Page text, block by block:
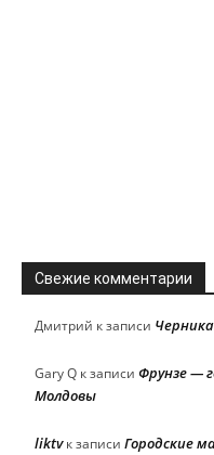
Свежие комментарии
Дмитрий к записи
Gary Q к записи Фрунзе —
Молдовы
liktvк записи Городские